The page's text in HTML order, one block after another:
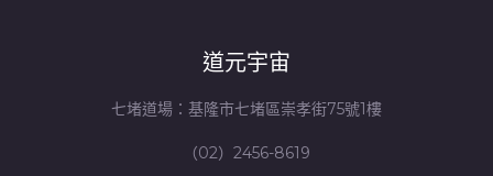
道元宇宙
七堵道場：基隆市七堵區崇孝街75號1樓
（02）2456-8619